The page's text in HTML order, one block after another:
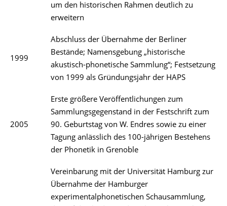
um den historischen Rahmen deutlich zu
erweitern
1999
Abschluss der Übernahme der Berliner
Bestände; Namensgebung „historische
akustisch-phonetische Sammlung“; Festsetzung
von 1999 als Gründungsjahr der HAPS
2005
Erste größere Veröffentlichungen zum
Sammlungsgegenstand in der Festschrift zum
90. Geburtstag von W. Endres sowie zu einer
Tagung anlässlich des 100-jährigen Bestehens
der Phonetik in Grenoble
Vereinbarung mit der Universität Hamburg zur
Übernahme der Hamburger
experimentalphonetischen Schausammlung,